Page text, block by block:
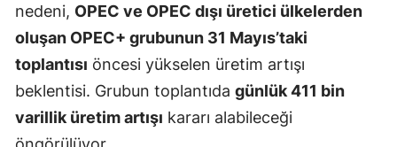
nedeni, OPEC ve OPEC dışı üretici ülkelerden
oluşan OPEC+ grubunun 31 Mayıs’taki
toplantısı öncesi yükselen üretim artışı
beklentisi. Grubun toplantıda günlük 411 bin
varillik üretim artışı kararı alabileceği